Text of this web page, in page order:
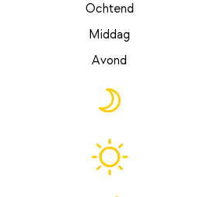
Ochtend
Middag
Avond